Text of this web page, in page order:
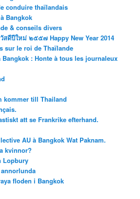
conduire thaïlandais
Bangkok
& conseils divers
สดีปีใหม่ ๒๕๕๗ Happy New Year 2014
sur le roi de Thaïlande
: Honte à tous les journaleux
kommer till Thailand
att se Frankrike efterhand.
AU à Bangkok Wat Paknam.
kvinnor?
Lopbury
floden i Bangkok